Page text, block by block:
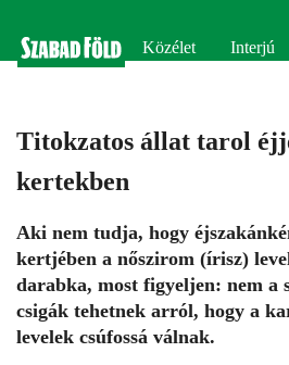
Közélet Interjú
Titokzatos állat tarol
kertekben
Aki nem tudja, hogy
kertjében a nőszirom (írisz)
darabka, most figyeljen: nem a
csigák tehetnek arról, hogy a
levelek csúfossá válnak.